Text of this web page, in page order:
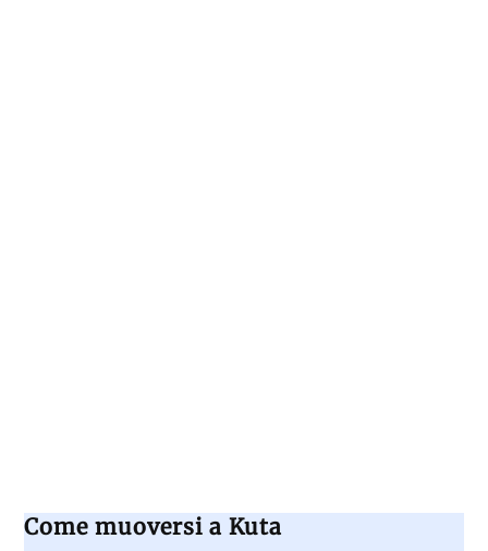
Come muoversi a Kuta